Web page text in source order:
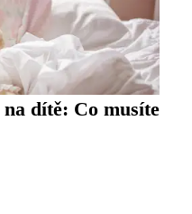
dítě: Co musíte